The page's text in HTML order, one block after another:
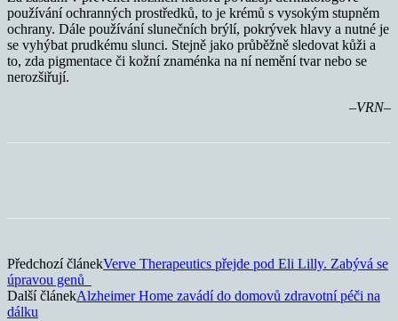
používání ochranných prostředků, to je krémů s vysokým stupněm
ochrany. Dále používání slunečních brýlí, pokrývek hlavy a nutné je
se vyhýbat prudkému slunci. Stejně jako průběžně sledovat kůži a
to, zda pigmentace či kožní znaménka na ní nemění tvar nebo se
nerozšiřují.
–VRN–
Předchozí článekVerve Therapeutics přejde pod Eli Lilly. Zabývá se
úpravou genů
Další článekAlzheimer Home zavádí do domovů zdravotní péči na
dálku